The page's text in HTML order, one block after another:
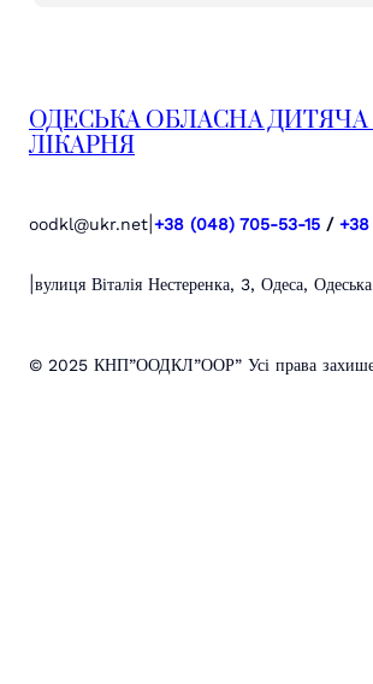
ОДЕСЬКА ОБЛАСНА ДИТЯЧА
ЛІКАРНЯ
oodkl@ukr.net +38 (048) 705-53-15 /
вулиця Віталія Нестеренка, 3, Одеса,
© 2025 КНП”ООДКЛ”ООР” Усі права